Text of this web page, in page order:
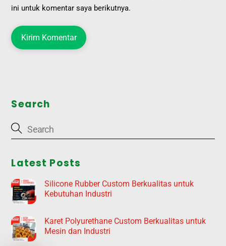
ini untuk komentar saya berikutnya.
Search
Latest Posts
Silicone Rubber Custom Berkualitas untuk
Kebutuhan Industri
Karet Polyurethane Custom Berkualitas untuk
Mesin dan Industri